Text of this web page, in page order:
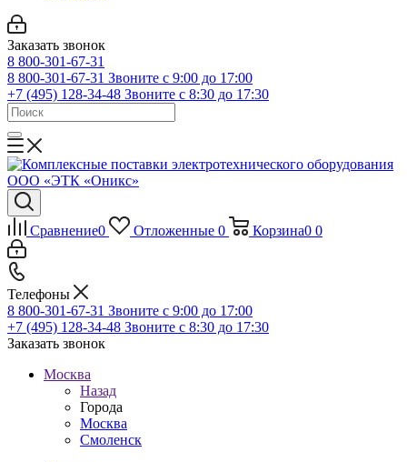
Заказать звонок
8 800-301-67-31
8 800-301-67-31 Звоните с 9:00 до 17:00
+7 (495) 128-34-48 Звоните с 8:30 до 17:30
Сравнение0 Отложенные 0 Корзина0 0
Телефоны
8 800-301-67-31 Звоните с 9:00 до 17:00
+7 (495) 128-34-48 Звоните с 8:30 до 17:30
Заказать звонок
Москва
Назад
Города
Москва
Смоленск